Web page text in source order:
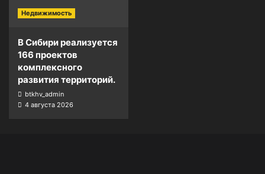
Недвижимость
В Сибири реализуется
166 проектов
комплексного
развития территорий.
btkhv_admin
4 августа 2026